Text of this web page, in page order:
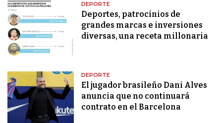
DEPORTE
Deportes, patrocinios de
grandes marcas e inversiones
diversas, una receta millonaria
DEPORTE
El jugador brasileño Dani Alves
anuncia que no continuará
contrato en el Barcelona